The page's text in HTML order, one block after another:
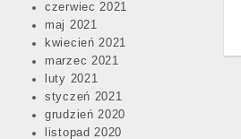
czerwiec 2021
maj 2021
kwiecień 2021
marzec 2021
luty 2021
styczeń 2021
grudzień 2020
listopad 2020